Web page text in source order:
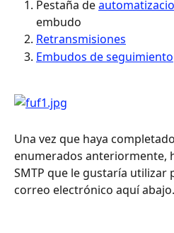
Pestaña de
embudo
Retransmisiones
Embudos de seguimiento
Una vez que haya
enumerados anteriormente,
SMTP que le gustaría utilizar
correo electrónico aquí abajo.